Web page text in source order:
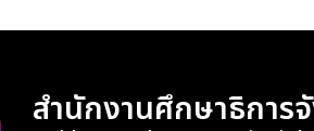
สำนักงานศึกษาธิการ